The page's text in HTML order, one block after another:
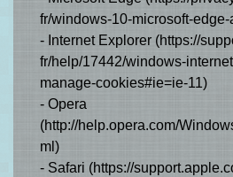
fr/windows-10-microsoft-
- Internet Explorer (https://
fr/help/17442/windows-
manage-cookies#ie=ie-11)
- Opera
(http://help.opera.com/
ml )
- Safari (https://